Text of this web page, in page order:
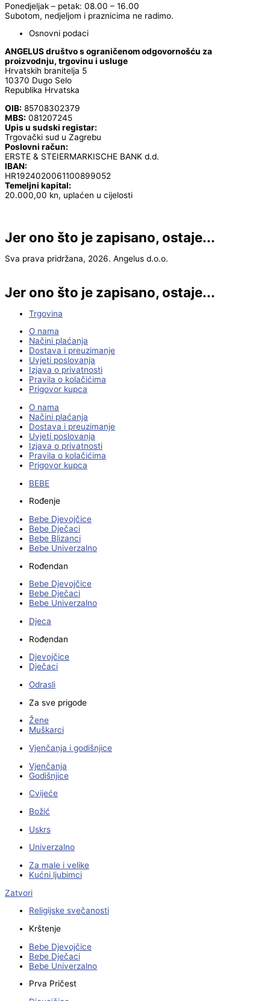
Ponedjeljak – petak: 08.00 – 16.00
Subotom, nedjeljom i praznicima ne radimo.
Osnovni podaci
ANGELUS društvo s ograničenom odgovornošću za
proizvodnju, trgovinu i usluge
Hrvatskih branitelja 5
10370 Dugo Selo
Republika Hrvatska
OIB: 85708302379
MBS: 081207245
Upis u sudski registar:
Trgovački sud u Zagrebu
Poslovni račun:
ERSTE & STEIERMARKISCHE BANK d.d.
IBAN:
HR1924020061100899052
Temeljni kapital:
20.000,00 kn, uplaćen u cijelosti
Jer ono što je zapisano, ostaje...
Sva prava pridržana, 2026. Angelus d.o.o.
Jer ono što je zapisano, ostaje...
Trgovina
O nama
Načini plaćanja
Dostava i preuzimanje
Uvjeti poslovanja
Izjava o privatnosti
Pravila o kolačićima
Prigovor kupca
O nama
Načini plaćanja
Dostava i preuzimanje
Uvjeti poslovanja
Izjava o privatnosti
Pravila o kolačićima
Prigovor kupca
BEBE
Rođenje
Bebe Djevojčice
Bebe Dječaci
Bebe Blizanci
Bebe Univerzalno
Rođendan
Bebe Djevojčice
Bebe Dječaci
Bebe Univerzalno
Djeca
Rođendan
Djevojčice
Dječaci
Odrasli
Za sve prigode
Žene
Muškarci
Vjenčanja i godišnjice
Vjenčanja
Godišnjice
Cvijeće
Božić
Uskrs
Univerzalno
Za male i velike
Kućni ljubimci
Zatvori
Religijske svečanosti
Krštenje
Bebe Djevojčice
Bebe Dječaci
Bebe Univerzalno
Prva Pričest